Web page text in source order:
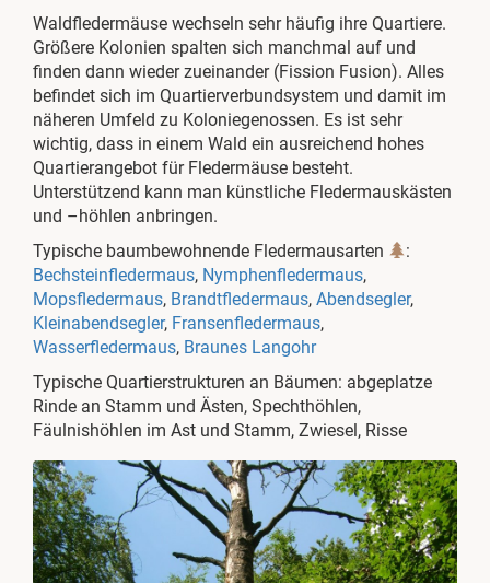
Waldfledermäuse wechseln sehr häufig ihre Quartiere.
Größere Kolonien spalten sich manchmal auf und
finden dann wieder zueinander (Fission Fusion). Alles
befindet sich im Quartierverbundsystem und damit im
näheren Umfeld zu Koloniegenossen. Es ist sehr
wichtig, dass in einem Wald ein ausreichend hohes
Quartierangebot für Fledermäuse besteht.
Unterstützend kann man künstliche Fledermauskästen
und –höhlen anbringen.
Typische baumbewohnende Fledermausarten
:
Bechsteinfledermaus, Nymphenfledermaus,
Mopsfledermaus, Brandtfledermaus, Abendsegler,
Kleinabendsegler, Fransenfledermaus,
Wasserfledermaus, Braunes Langohr
Typische Quartierstrukturen an Bäumen: abgeplatze
Rinde an Stamm und Ästen, Spechthöhlen,
Fäulnishöhlen im Ast und Stamm, Zwiesel, Risse